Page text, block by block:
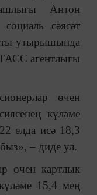
Антон
сәясәт
утырышында
агентлыгы
өчен
күләме
елда исә 18,3
– диде ул.
өчен картлык
15,4 мең